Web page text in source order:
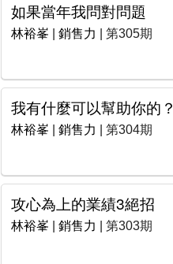
如果當年我問對問題
林裕峯 銷售力 | 第305期
我有什麼可以幫助你的？
林裕峯 銷售力 | 第304期
攻心為上的業績3絕招
林裕峯 銷售力 | 第303期